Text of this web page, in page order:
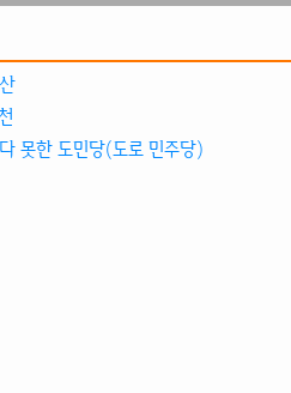
못한 도민당(도로 민주당)